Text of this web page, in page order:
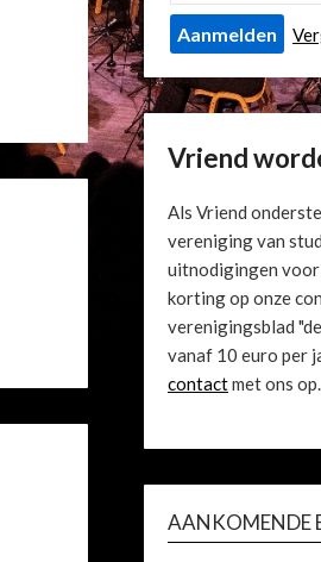
Vriend
Als Vriend
vereniging van
uitnodigingen
korting op onze
verenigingsblad
vanaf 10 euro per
contactmet ons op.
AANKOMENDE